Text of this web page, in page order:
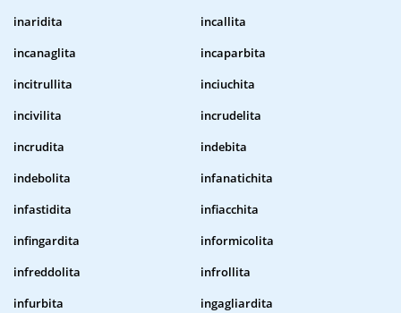
inaridita
incallita
incanaglita
incaparbita
incitrullita
inciuchita
incivilita
incrudelita
incrudita
indebita
indebolita
infanatichita
infastidita
infiacchita
infingardita
informicolita
infreddolita
infrollita
infurbita
ingagliardita